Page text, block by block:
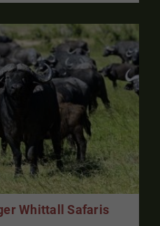
Whittall Safaris